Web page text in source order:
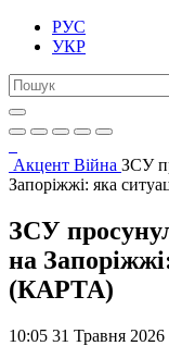
РУС
УКР
Акцент Війна ЗСУ
Запоріжжі: яка
ЗСУ
на
(КАРТА)
10:05 31 Травня 2026